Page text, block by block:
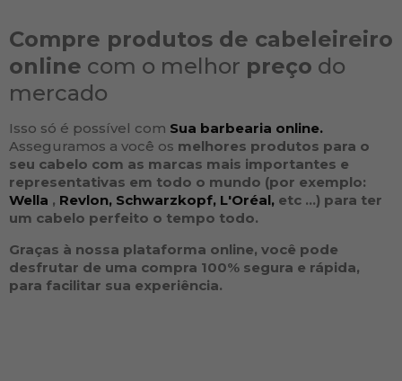
Compre produtos de cabeleireiro
online com o melhor preço do
mercado
Isso só é possível com Sua barbearia online.
Asseguramos a você os melhores produtos para o
seu cabelo com as marcas mais importantes e
representativas em todo o mundo (por exemplo:
Wella , Revlon, Schwarzkopf, L'Oréal, etc ...) para ter
um cabelo perfeito o tempo todo.
Graças à nossa plataforma online, você pode
desfrutar de uma compra 100% segura e rápida,
para facilitar sua experiência.